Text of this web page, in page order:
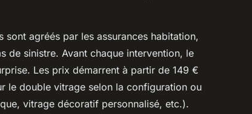
agréés par les assurances habitation,
de sinistre. Avant chaque intervention, le
Les prix démarrent à partir de 149 €
le double vitrage selon la configuration ou
vitrage décoratif personnalisé, etc.).